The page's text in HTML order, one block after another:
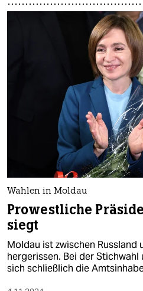
Wahlen in Moldau
Prowestliche
siegt
Moldau ist zwischen Russland
hergerissen. Bei der
sich schließlich die